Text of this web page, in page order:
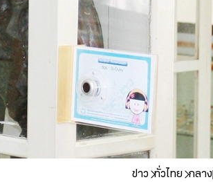
ข่าว ทั่วไทย กลาง